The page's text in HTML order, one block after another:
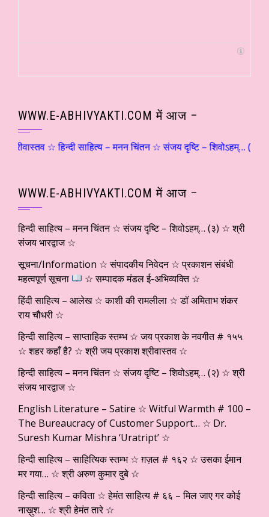
WWW.E-ABHIVYAKTI.COM में आज –
☆ हिन्दी साहित्य – मनन चिंतन ☆ संजय दृष्टि – शिवोऽहम्… (२)
WWW.E-ABHIVYAKTI.COM में आज –
हिन्दी साहित्य – मनन चिंतन ☆ संजय दृष्टि – शिवोऽहम्… (३) ☆ श्री
संजय भारद्वाज ☆
सूचना/Information ☆ संपादकीय निवेदन ☆ प्रकाशन संबंधी
महत्वपूर्ण सूचना
☆ सम्पादक मंडल ई-अभिव्यक्ति ☆
हिंदी साहित्य – आलेख ☆ काशी की रामलीला ☆ डॉ अमिताभ शंकर
राय चौधरी ☆
हिन्दी साहित्य – साप्ताहिक स्तम्भ ☆ जय प्रकाश के नवगीत # १५५
☆ शहर कहाँ है? ☆ श्री जय प्रकाश श्रीवास्तव ☆
हिन्दी साहित्य – मनन चिंतन ☆ संजय दृष्टि – शिवोऽहम्… (२) ☆ श्री
संजय भारद्वाज ☆
English Literature – Satire ☆ Witful Warmth # 100 –
The Bureaucracy of Customer Support… ☆ Dr.
Suresh Kumar Mishra ‘Uratript’ ☆
हिन्दी साहित्य – साहित्यिक स्तम्भ ☆ ग़ज़ल # १६२ ☆ उसका ईमान
मर गया… ☆ श्री अरुण कुमार दुबे ☆
हिन्दी साहित्य – कविता ☆ हेमंत साहित्य # ६६ – मिल जाए गर कोई
नाख़ुश… ☆ श्री हेमंत तारे ☆